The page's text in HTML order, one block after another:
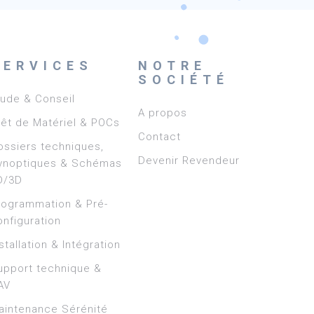
& Conseil
de Matériel & POCs
techniques,
& Schémas
3D
& Pré-
& Intégration
technique &
Sérénité
NOTRE
SOCIÉTÉ
A propos
Contact
Devenir Revendeur